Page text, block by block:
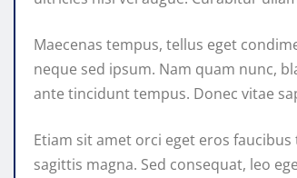
Maecenas tempus, tellus eget
neque sed ipsum. Nam quam nunc,
ante tincidunt tempus. Donec vitae
Etiam sit amet orci eget eros
sagittis magna. Sed consequat, leo